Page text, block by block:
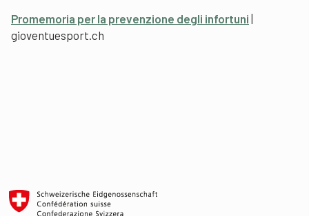
Promemoria per la prevenzione degli infortuni
gioventuesport.ch